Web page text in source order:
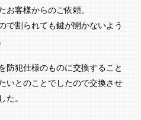
お客様からのご依頼。
で割られても鍵が開かないよう
防犯仕様のものに交換すること
いとのことでしたので交換させ
た。